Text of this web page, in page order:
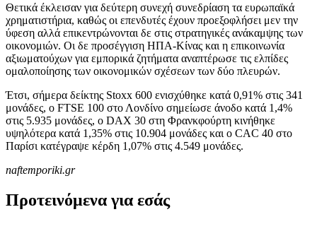
Θετικά έκλεισαν για δεύτερη συνεχή συνεδρίαση τα ευρωπαϊκά
χρηματιστήρια, καθώς οι επενδυτές έχουν προεξοφλήσει μεν την
ύφεση αλλά επικεντρώνονται δε στις στρατηγικές ανάκαμψης των
οικονομιών. Οι δε προσέγγιση ΗΠΑ-Κίνας και η επικοινωνία
αξιωματούχων για εμπορικά ζητήματα αναπτέρωσε τις ελπίδες
ομαλοποίησης των οικονομικών σχέσεων των δύο πλευρών.
Έτσι, σήμερα δείκτης Stoxx 600 ενισχύθηκε κατά 0,91% στις 341
μονάδες, ο FTSE 100 στο Λονδίνο σημείωσε άνοδο κατά 1,4%
στις 5.935 μονάδες, ο DAX 30 στη Φρανκφούρτη κινήθηκε
υψηλότερα κατά 1,35% στις 10.904 μονάδες και ο CAC 40 στο
Παρίσι κατέγραψε κέρδη 1,07% στις 4.549 μονάδες.
naftemporiki.gr
Προτεινόμενα για εσάς